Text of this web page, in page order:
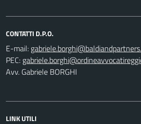
CONTATTI D.P.O.
E-mail:
PEC:
Avv. Gabriele BORGHI
LINK UTILI